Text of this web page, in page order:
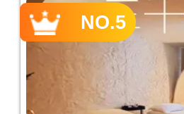
NO.5